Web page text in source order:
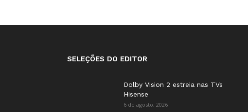
SELEÇÕES DO EDITOR
Dolby Vision 2 estreia nas TVs
Hisense
6 de agosto, 2026